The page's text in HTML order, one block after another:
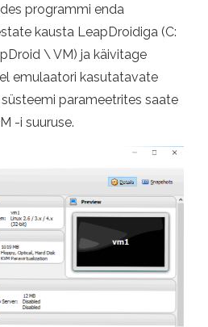
programmi enda
kausta LeapDroidiga (C:
\ VM) ja käivitage
emulaatori kasutatavate
parameetrites saate
-i suuruse.